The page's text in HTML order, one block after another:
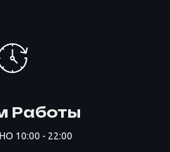
Работы
10:00 - 22:00